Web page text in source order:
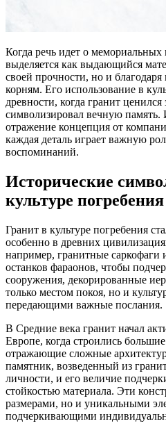
Когда речь идет о мемориальных
выделяется как выдающийся
своей прочности, но и
корням. Его использование в
древности, когда гранит
символизировал вечную память.
отражение концепция от
каждая деталь играет важную
воспоминаний.
Исторические
культуре погребения
Гранит в культуре погребения
особенно в древних
например, гранитные саркофаги
останков фараонов, чтобы
сооружения, декорированные
только местом покоя, но и
передающими важные послания.
В Средние века гранит начал
Европе, когда строились
отражающие сложные
памятник, возведенный из
личности, и его величие
стойкостью материала. Эти
размерами, но и уникальными
подчеркивающими